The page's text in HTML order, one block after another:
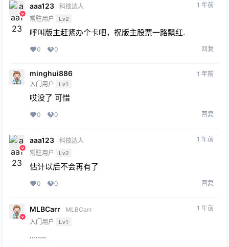
aaa123
科技达人
常驻用户
Lv2
1 年前
呼叫版主赶紧办个卡吧，祝版主股票一路飘红.
0 0 回复
minghui886
入门用户 Lv1
1 年前
哎没了 可惜
0 0 回复
aaa123
科技达人
常驻用户
Lv2
1 年前
估计以后不会再有了
0 0 回复
MLBCarr
MLBCarr
入门用户
Lv1
1 年前
……..